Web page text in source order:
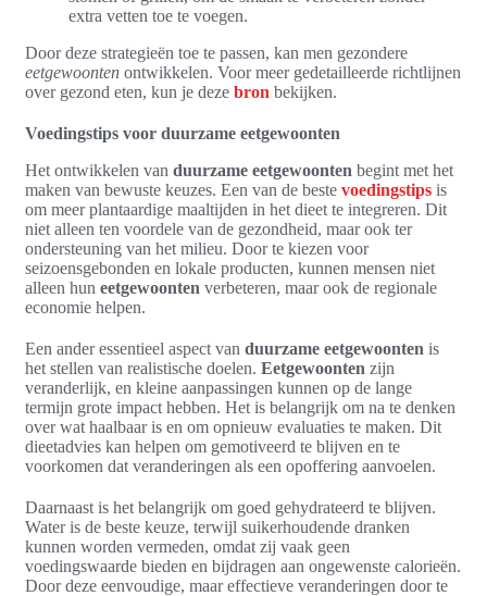
extra vetten toe te voegen.
Door deze strategieën toe te passen, kan men gezondere
eetgewoonten ontwikkelen. Voor meer gedetailleerde richtlijnen
over gezond eten, kun je deze bron bekijken.
Voedingstips voor duurzame eetgewoonten
Het ontwikkelen van duurzame eetgewoonten begint met het
maken van bewuste keuzes. Een van de beste voedingstips is
om meer plantaardige maaltijden in het dieet te integreren. Dit
niet alleen ten voordele van de gezondheid, maar ook ter
ondersteuning van het milieu. Door te kiezen voor
seizoensgebonden en lokale producten, kunnen mensen niet
alleen hun eetgewoonten verbeteren, maar ook de regionale
economie helpen.
Een ander essentieel aspect van duurzame eetgewoonten is
het stellen van realistische doelen. Eetgewoonten zijn
veranderlijk, en kleine aanpassingen kunnen op de lange
termijn grote impact hebben. Het is belangrijk om na te denken
over wat haalbaar is en om opnieuw evaluaties te maken. Dit
dieetadvies kan helpen om gemotiveerd te blijven en te
voorkomen dat veranderingen als een opoffering aanvoelen.
Daarnaast is het belangrijk om goed gehydrateerd te blijven.
Water is de beste keuze, terwijl suikerhoudende dranken
kunnen worden vermeden, omdat zij vaak geen
voedingswaarde bieden en bijdragen aan ongewenste calorieën.
Door deze eenvoudige, maar effectieve veranderingen door te